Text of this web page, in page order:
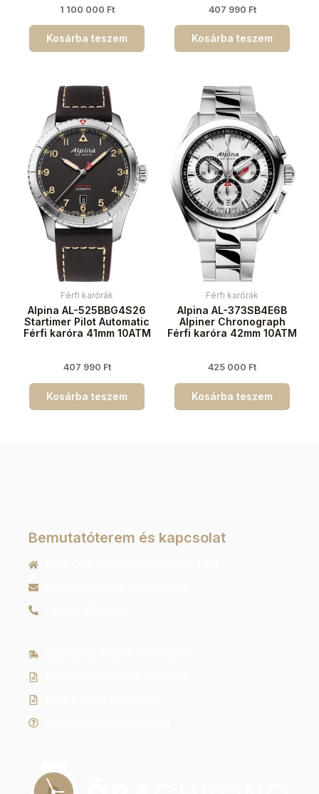
1 100 000 Ft
Kosárba teszem
407 990 Ft
Kosárba teszem
Férfi karórák
Alpina AL-525BBG4S26
Startimer Pilot Automatic
Férfi karóra 41mm 10ATM
407 990 Ft
Kosárba teszem
Férfi karórák
Alpina AL-373SB4E6B
Alpiner Chronograph
Férfi karóra 42mm 10ATM
425 000 Ft
Kosárba teszem
Bemutatóterem és kapcsolat